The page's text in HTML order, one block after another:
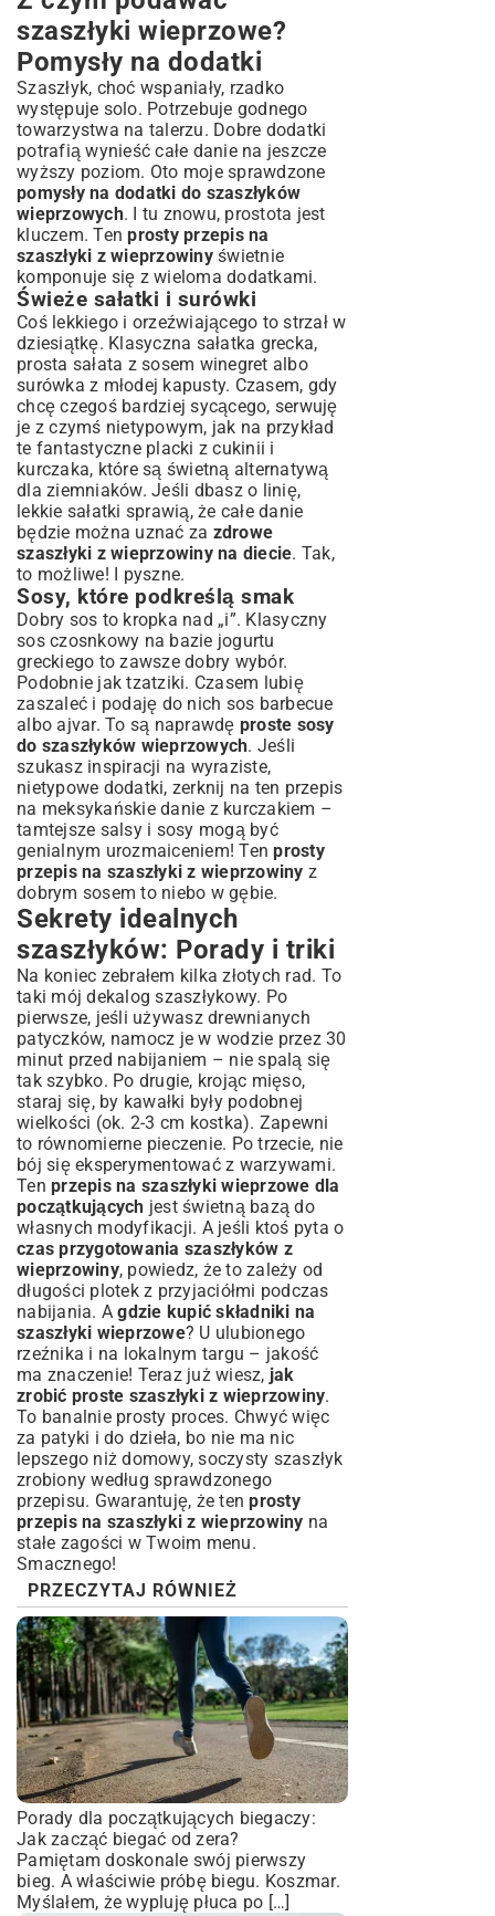
szaszłyki wieprzowe?
Pomysły na dodatki
Szaszłyk, choć wspaniały, rzadko
występuje solo. Potrzebuje godnego
towarzystwa na talerzu. Dobre dodatki
potrafią wynieść całe danie na jeszcze
wyższy poziom. Oto moje sprawdzone
pomysły na dodatki do szaszłyków
wieprzowych. I tu znowu, prostota jest
kluczem. Tenprosty przepis na
szaszłyki z wieprzowinyświetnie
komponuje się z wieloma dodatkami.
Świeże sałatki i surówki
Coś lekkiego i orzeźwiającego to strzał w
dziesiątkę. Klasyczna sałatka grecka,
prosta sałata z sosem winegret albo
surówka z młodej kapusty. Czasem, gdy
chcę czegoś bardziej sycącego, serwuję
je z czymś nietypowym, jak na przykład
te fantastyczne placki z cukinii i
kurczaka, które są świetną alternatywą
dla ziemniaków. Jeśli dbasz o linię,
lekkie sałatki sprawią, że całe danie
będzie można uznać za zdrowe
szaszłyki z wieprzowiny na diecie. Tak,
to możliwe! I pyszne.
Sosy, które podkreślą smak
Dobry sos to kropka nad „i”. Klasyczny
sos czosnkowy na bazie jogurtu
greckiego to zawsze dobry wybór.
Podobnie jak tzatziki. Czasem lubię
zaszaleć i podaję do nich sos barbecue
albo ajvar. To są naprawdę proste sosy
do szaszłyków wieprzowych. Jeśli
szukasz inspiracji na wyraziste,
nietypowe dodatki, zerknij na ten przepis
na meksykańskie danie z kurczakiem –
tamtejsze salsy i sosy mogą być
genialnym urozmaiceniem! Tenprosty
przepis na szaszłyki z wieprzowiny z
dobrym sosem to niebo w gębie.
Sekrety idealnych
szaszłyków: Porady i triki
Na koniec zebrałem kilka złotych rad. To
taki mój dekalog szaszłykowy. Po
pierwsze, jeśli używasz drewnianych
patyczków, namocz je w wodzie przez 30
minut przed nabijaniem – nie spalą się
tak szybko. Po drugie, krojąc mięso,
staraj się, by kawałki były podobnej
wielkości (ok. 2-3 cm kostka). Zapewni
to równomierne pieczenie. Po trzecie, nie
bój się eksperymentować z warzywami.
Ten przepis na szaszłyki wieprzowe dla
początkujących jest świetną bazą do
własnych modyfikacji. A jeśli ktoś pyta o
czas przygotowania szaszłyków z
wieprzowiny, powiedz, że to zależy od
długości plotek z przyjaciółmi podczas
nabijania. Agdzie kupić składniki na
szaszłyki wieprzowe? U ulubionego
rzeźnika i na lokalnym targu – jakość
ma znaczenie! Teraz już wiesz, jak
zrobić proste szaszłyki z wieprzowiny.
To banalnie prosty proces. Chwyć więc
za patyki i do dzieła, bo nie ma nic
lepszego niż domowy, soczysty szaszłyk
zrobiony według sprawdzonego
przepisu. Gwarantuję, że tenprosty
przepis na szaszłyki z wieprzowiny na
stałe zagości w Twoim menu.
Smacznego!
PRZECZYTAJ RÓWNIEŻ
Porady dla początkujących biegaczy:
Jak zacząć biegać od zera?
Pamiętam doskonale swój pierwszy
bieg. A właściwie próbę biegu. Koszmar.
Myślałem, że wypluję płuca po […]